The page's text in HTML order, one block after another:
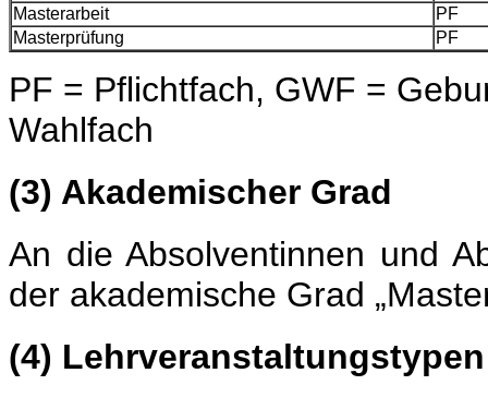
Masterarbeit
PF
Masterprüfung
PF
PF = Pflichtfach, GWF =
Wahlfach
(3) Akademischer Grad
An die Absolventinnen und
der akademische Grad
(4) Lehrveranstaltungstypen